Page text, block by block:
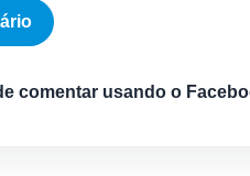
comentar usando o